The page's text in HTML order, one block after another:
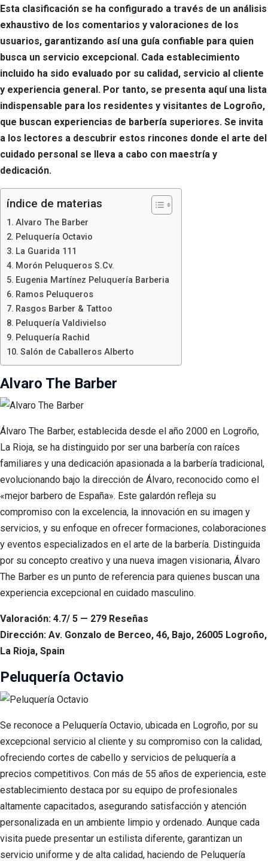
Esta clasificación se ha configurado a través de un análisis
exhaustivo de los comentarios y valoraciones de los
usuarios, garantizando así una guía confiable para quien
busca un servicio excepcional. Cada establecimiento
incluido ha sido evaluado por su calidad, servicio al cliente
y experiencia general. Por tanto, se presenta aquí una lista
indispensable para los residentes y visitantes de Logroño,
que buscan experiencias de barbería superiores. Se invita
a los lectores a descubrir estos rincones donde el arte del
cuidado personal se lleva a cabo con maestría y
dedicación.
índice de materias
Alvaro The Barber
Peluquería Octavio
La Guarida 111
Morón Peluqueros S.Cv.
Eugenia Martínez Peluquería Barberia
Ramos Peluqueros
Rasgos Barber & Tattoo
Peluquería Valdivielso
Peluquería Rachid
Salón de Caballeros Alberto
Alvaro The Barber
Álvaro The Barber, establecida desde el año 2000 en Logroño,
La Rioja, se ha distinguido por ser una barbería con raíces
familiares y una dedicación apasionada a la barbería tradicional,
evolucionando bajo la dirección de Álvaro, reconocido como el
«mejor barbero de España». Este galardón refleja su
compromiso con la excelencia, la innovación en su imagen y
servicios, y su enfoque en ofrecer formaciones, colaboraciones
y eventos especializados en el arte de la barbería. Distinguida
por su concepto creativo y una nueva imagen visionaria, Álvaro
The Barber es un punto de referencia para quienes buscan una
experiencia excepcional en cuidado masculino.
Valoración: 4.7/ 5 — 279 Reseñas
Dirección: Av. Gonzalo de Berceo, 46, Bajo, 26005 Logroño,
La Rioja, Spain
Peluquería Octavio
Se reconoce a Peluquería Octavio, ubicada en Logroño, por su
excepcional servicio al cliente y su compromiso con la calidad,
ofreciendo cortes de cabello y servicios de peluquería a
precios competitivos. Con más de 55 años de experiencia, este
establecimiento destaca por su equipo de profesionales
altamente capacitados, asegurando satisfacción y atención
personalizada en un ambiente limpio y ordenado. Aunque cada
visita puede presentar un estilista diferente, garantizan un
servicio uniforme y de alta calidad, haciendo de Peluquería